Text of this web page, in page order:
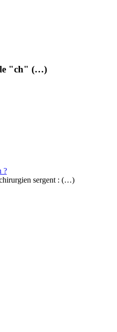
le "ch" (…)
?
sergent : (…)